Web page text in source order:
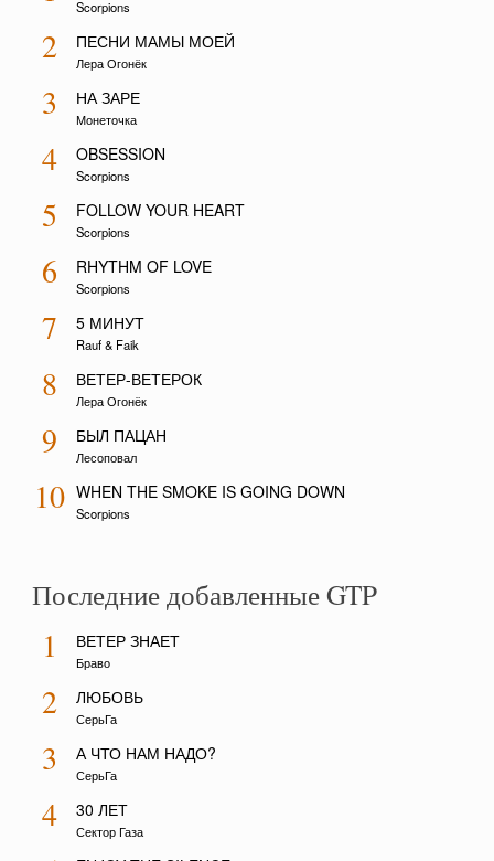
Scorpions
2 ПЕСНИ МАМЫ МОЕЙ
Лера Огонёк
3 НА ЗАРЕ
Монеточка
4 OBSESSION
Scorpions
5 FOLLOW YOUR HEART
Scorpions
6 RHYTHM OF LOVE
Scorpions
7 5 МИНУТ
Rauf & Faik
8 ВЕТЕР-ВЕТЕРОК
Лера Огонёк
9 БЫЛ ПАЦАН
Лесоповал
10 WHEN THE SMOKE IS GOING DOWN
Scorpions
Последние добавленные GTP
1 ВЕТЕР ЗНАЕТ
Браво
2 ЛЮБОВЬ
СерьГа
3 А ЧТО НАМ НАДО?
СерьГа
4 30 ЛЕТ
Сектор Газа